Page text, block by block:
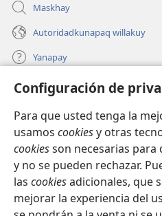
Configuración de
Para que usted tenga la
usamos cookiesy otras
cookiesson necesarias para
y no se pueden rechazar.
las cookiesadicionales, que
mejorar la experiencia del
Maskhay
Autoridadkunapaq willakuy
Yanapay
Donacionta churanapaq
una
nueva
ventana)
INTERNETPI
(abre
una
nueva
ventana)
JW Hub
(abre
una
nueva
ventana)
JW Library ®